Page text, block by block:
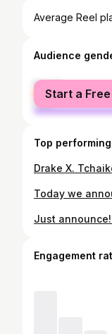
Average Reel
Audience
female
male
Start a
Top
Engagement